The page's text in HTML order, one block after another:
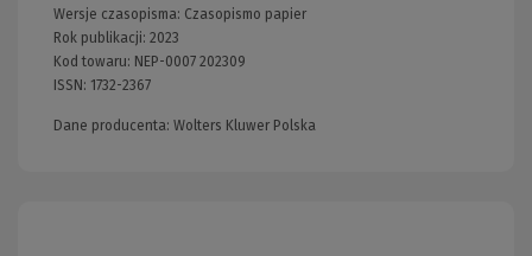
Wersje czasopisma: Czasopismo papier
Rok publikacji: 2023
Kod towaru: NEP-0007 202309
ISSN: 1732-2367
Dane producenta: Wolters Kluwer Polska